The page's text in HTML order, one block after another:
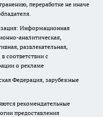
переработке не иначе
Информационная
аналитическая,
развлекательная,
соответствии с
о рекламе
Федерация, зарубежные
рекомендательные
предоставления